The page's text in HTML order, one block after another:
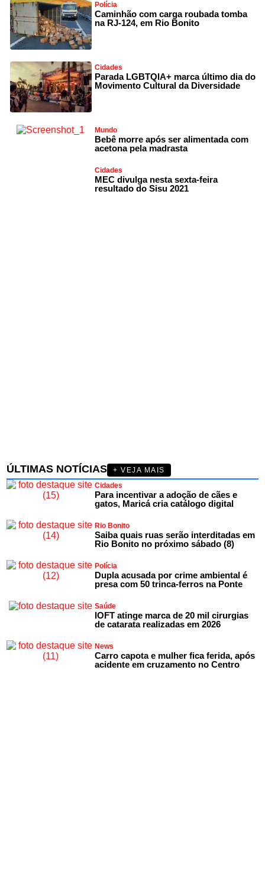
Polícia
Caminhão com carga roubada tomba
na RJ-124, em Rio Bonito
Cidades
Parada LGBTQIA+ marca último dia do
Movimento Cultural da Diversidade
Mundo
Bebê morre após ser alimentada com
acetona pela madrasta
Cidades
MEC divulga nesta sexta-feira
resultado do Sisu 2021
ÚLTIMAS NOTÍCIAS
+ VEJA MAIS
Cidades
Para incentivar a adoção de cães e
gatos, Maricá cria catálogo digital
Rio Bonito
Saiba quais ruas serão interditadas em
Rio Bonito no próximo sábado (8)
Polícia
Dupla acusada por crime ambiental é
presa com 50 trinca-ferros na Ponte
Saúde
IOFT atinge marca de 20 mil cirurgias
de catarata realizadas em 2026
News
Carro capota e mulher fica ferida, após
acidente em cruzamento no Centro